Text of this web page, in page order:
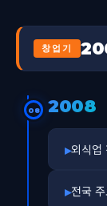
창업기
08 2008
외식
전국